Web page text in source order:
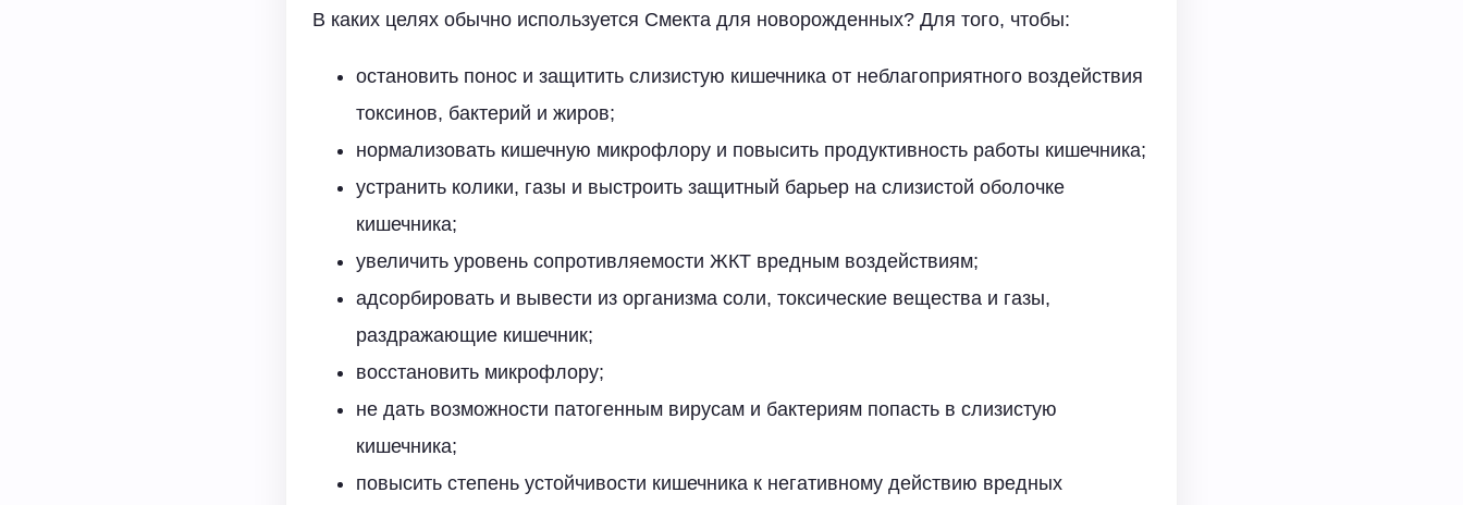
В каких целях обычно используется Смекта для новорожденных? Для того, чтобы:
остановить понос и защитить слизистую кишечника от неблагоприятного воздействия
токсинов, бактерий и жиров;
нормализовать кишечную микрофлору и повысить продуктивность работы кишечника;
устранить колики, газы и выстроить защитный барьер на слизистой оболочке
кишечника;
увеличить уровень сопротивляемости ЖКТ вредным воздействиям;
адсорбировать и вывести из организма соли, токсические вещества и газы,
раздражающие кишечник;
восстановить микрофлору;
не дать возможности патогенным вирусам и бактериям попасть в слизистую
кишечника;
повысить степень устойчивости кишечника к негативному действию вредных